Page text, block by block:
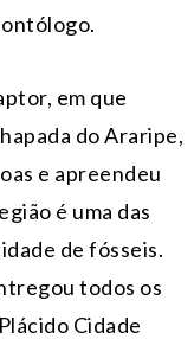
em que
do Araripe,
e apreendeu
é uma das
de fósseis.
todos os
Cidade